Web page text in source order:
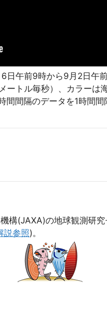
日午前9時から9月2日午
ートル毎秒）、カラーは
間間隔のデータを1時間間
構(JAXA)の地球観測研
説参照)。